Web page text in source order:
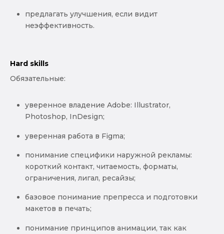
предлагать улучшения, если видит
неэффективность.
Hard skills
Обязательные:
уверенное владение Adobe: Illustrator,
Photoshop, InDesign;
уверенная работа в Figma;
понимание специфики наружной рекламы:
короткий контакт, читаемость, форматы,
ограничения, лигал, ресайзы;
базовое понимание препресса и подготовки
макетов в печать;
понимание принципов анимации, так как